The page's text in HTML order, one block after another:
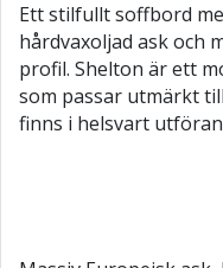
Ett stilfullt soffbord
hårdvaxoljad ask och
profil. Shelton är ett
som passar utmärkt
finns i helsvart